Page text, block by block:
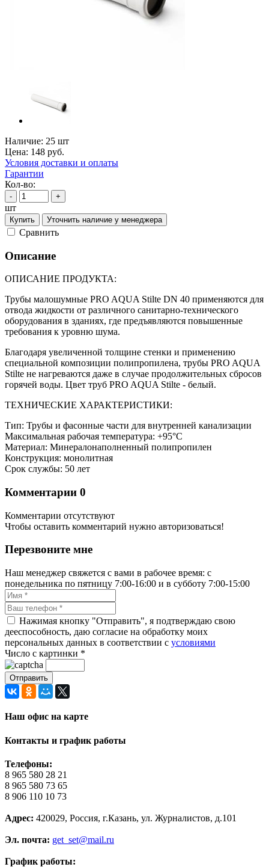
Наличие: 25 шт
Цена: 148 руб.
Условия доставки и оплаты
Гарантии
Кол-во:
- +
шт
Купить Уточнить наличие у менеджера
Cравнить
Описание
ОПИСАНИЕ ПРОДУКТА:
Трубы малошумные PRO AQUA Stilte DN 40 применяются для
отвода жидкости от различного санитарно-технического
оборудования в зданиях, где предъявляются повышенные
требования к уровню шума.
Благодаря увеличенной толщине стенки и применению
специальной композиции полипропилена, трубы PRO AQUA
Stilte не нагреваются даже в случае продолжительных сбросов
горячей воды. Цвет труб PRO AQUA Stilte - белый.
ТЕХНИЧЕСКИЕ ХАРАКТЕРИСТИКИ:
Тип: Трубы и фасонные части для внутренней канализации
Максимальная рабочая температура: +95°С
Материал: Минералонаполненный полипропилен
Конструкция: монолитная
Срок службы: 50 лет
Комментарии 0
Комментарии отсутствуют
Чтобы оставить комментарий нужно авторизоваться!
Перезвоните мне
Наш менеджер свяжется с вами в рабочее время: с
понедельника по пятницу 7:00-16:00 и в субботу 7:00-15:00
Нажимая кнопку "Отправить", я подтверждаю свою
дееспособность, даю согласие на обработку моих
персональных данных в соответствии с условиями
Число с картинки *
Наш офис на карте
Контакты и график работы
Телефоны:
8 965 580 28 21
8 965 580 73 65
8 906 110 10 73
Адрес: 420029, Россия, г.Казань, ул. Журналистов, д.101
Эл. почта: get_set@mail.ru
График работы: